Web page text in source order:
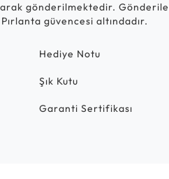
gönderilmektedir.
güvencesi altındadır.
Hediye Notu
Şık Kutu
Garanti Sertifikası